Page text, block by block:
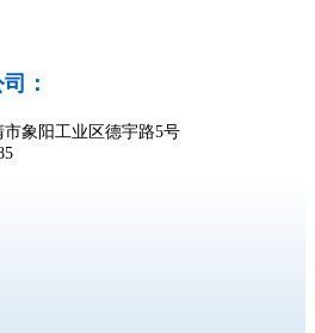
：
象阳工业区德宇路5号